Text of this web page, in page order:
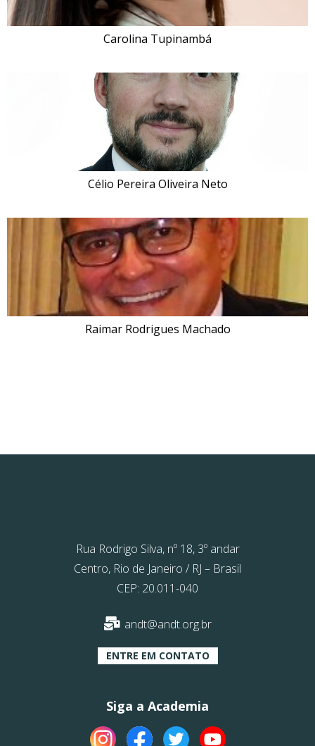
Carolina Tupinambá
Célio Pereira Oliveira Neto
Raimar Rodrigues Machado
Rua Rodrigo Silva, nº 18, 3º andar
Centro, Rio de Janeiro / RJ – Brasil
CEP: 20.011-040
andt@andt.org.br
ENTRE EM CONTATO
Siga a Academia